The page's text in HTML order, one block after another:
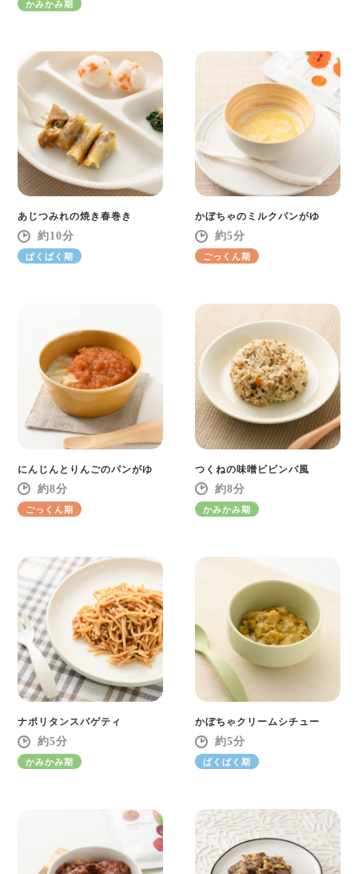
かみかみ期
あじつみれの焼き春巻き
10
ぱくぱく期
かぼちゃのミルクパンがゆ
5
ごっくん期
にんじんとりんごのパンがゆ
8
ごっくん期
つくねの味噌ビビンバ風
8
かみかみ期
ナポリタンスパゲティ
5
かみかみ期
かぼちゃクリームシチュー
5
ぱくぱく期